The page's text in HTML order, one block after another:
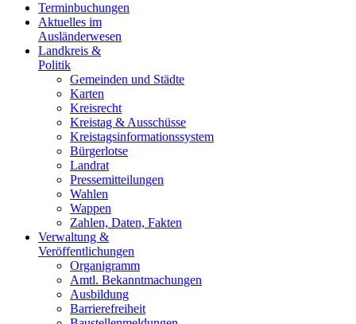
Terminbuchungen
Aktuelles im
Ausländerwesen
Landkreis &
Politik
Gemeinden und Städte
Karten
Kreisrecht
Kreistag & Ausschüsse
Kreistagsinformationssystem
Bürgerlotse
Landrat
Pressemitteilungen
Wahlen
Wappen
Zahlen, Daten, Fakten
Verwaltung &
Veröffentlichungen
Organigramm
Amtl. Bekanntmachungen
Ausbildung
Barrierefreiheit